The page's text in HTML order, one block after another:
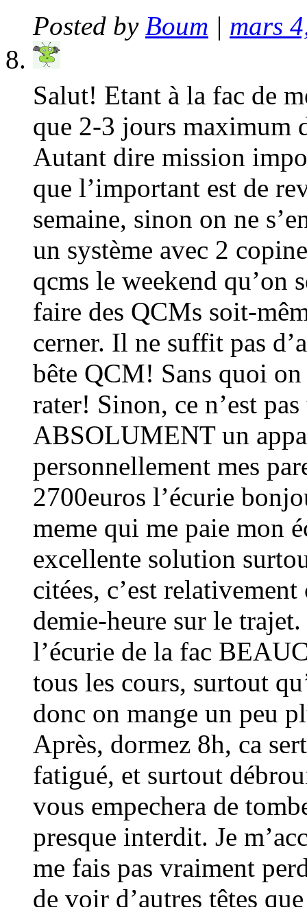
Posted by Boum | mars
Salut! Etant à la fac de
que 2-3 jours maximum
Autant dire mission
que l’important est de
semaine, sinon on ne
un système avec 2
qcms le weekend qu’on
faire des QCMs soit-
cerner. Il ne suffit pas
bête QCM! Sans quoi
rater! Sinon, ce n’est
ABSOLUMENT un
personnellement mes
2700euros l’écurie
meme qui me paie mon
excellente solution
citées, c’est
demie-heure sur le
l’écurie de la fac
tous les cours, surtout
donc on mange un peu
Après, dormez 8h, ca
fatigué, et surtout
vous empechera de
presque interdit. Je
me fais pas vraiment
de voir d’autres têtes